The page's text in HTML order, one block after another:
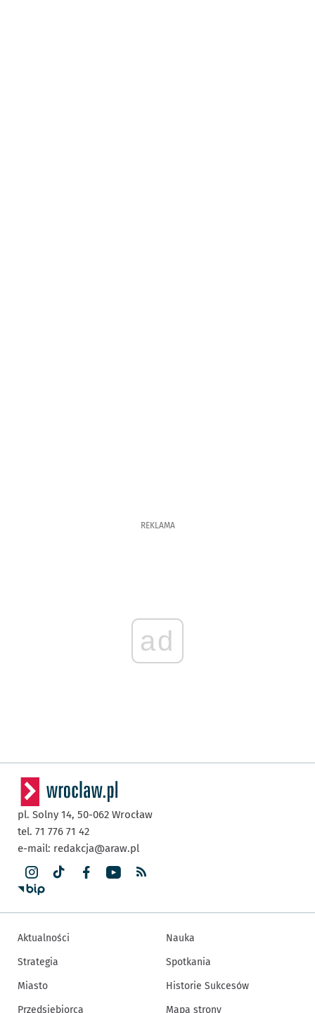
REKLAMA
ad
pl. Solny 14, 50-062 Wrocław
tel. 71 776 71 42
e-mail: redakcja@araw.pl
Aktualności
Strategia
Miasto
Przedsiębiorca
Nauka
Spotkania
Historie Sukcesów
Mapa strony